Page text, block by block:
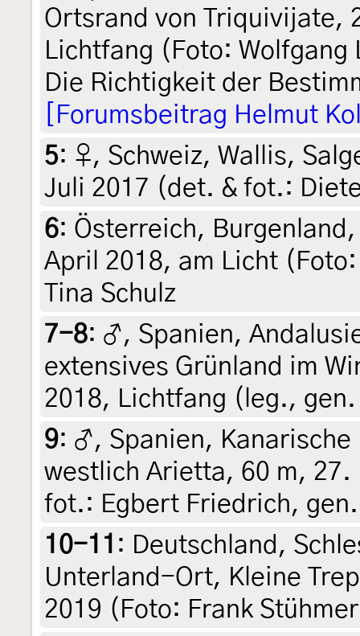
Ortsrand von Triquivijate,
Lichtfang (Foto:
Die Richtigkeit der
[Forumsbeitrag Helmut
5: ♀, Schweiz, Wallis,
Juli 2017 (det. & fot.:
6: Österreich,
April 2018, am Licht
Tina Schulz
7-8: ♂, Spanien,
extensives Grünland im
2018, Lichtfang (leg.,
9: ♂, Spanien, Kanarische
westlich Arietta, 60 m, 27.
fot.: Egbert Friedrich,
10-11 : Deutschland,
Unterland-Ort, Kleine
2019 (Foto: Frank